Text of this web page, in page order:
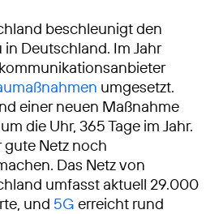
beschleunigt den
Deutschland. Im Jahr
umgesetzt.
einer neuen Maßnahme
die Uhr, 365 Tage im Jahr.
gute Netz noch
Das Netz von
umfasst aktuell 29.000
und 5G erreicht rund